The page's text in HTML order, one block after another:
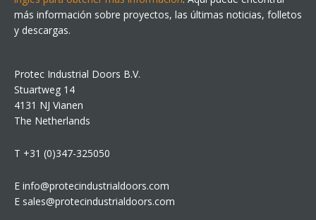
más información sobre proyectos, las últimas noticias, folletos
y descargas.
Protec Industrial Doors B.V.
Stuartweg 14
4131 NJ Vianen
The Netherlands
T +31 (0)347-325050
E info@protecindustrialdoors.com
E sales@protecindustrialdoors.com